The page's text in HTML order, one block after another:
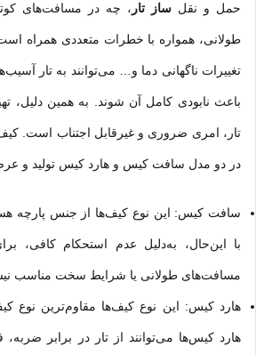
حمل و نقل ساز تار ، چه در مسافت‌های
طولانی، همواره با خطرات متعددی همراه
تغییرات ناگهانی دما و… می‌توانند به تار
باعث نابودی کامل آن شوند. به همین دلیل،
تار، امری ضروری و غیرقابل اجتناب است.
در دو مدل سافت کیس و هارد کیس تولید و
سافت کیس: این نوع کیف‌ها از جنس پارچه
با این‌حال، به‌دلیل عدم استحکام کافی،
مسافت‌های طولانی یا شرایط سخت مناسب
هارد کیس: این نوع کیف‌ها مقاوم‌ترین نوع
هارد کیس‌ها می‌توانند از تار در برابر